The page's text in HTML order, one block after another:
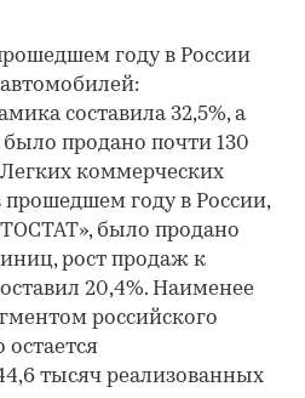
году в России
составила 32,5%, а
было продано почти 130
коммерческих
прошедшем году в России,
было продано
рост продаж к
20,4%. Наименее
российского
остается
тысяч реализованных